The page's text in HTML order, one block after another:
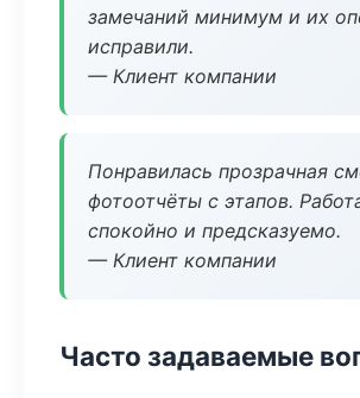
замечаний минимум и их
исправили.
— Клиент компании
Понравилась прозрачная
фотоотчёты с этапов.
спокойно и предсказуемо.
— Клиент компании
Часто задаваемые